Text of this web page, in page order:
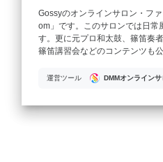
Gossyのオンラインサロン・フ
om」です。このサロンでは日常
す。更に元プロ和太鼓、篠笛奏
篠笛講習会などのコンテンツも公
運営ツール DMMオンライン